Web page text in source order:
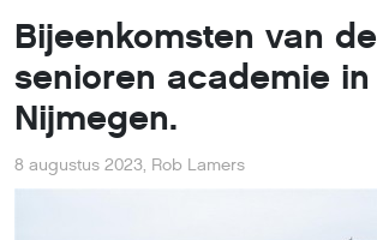
Bijeenkomsten van de
senioren academie in
Nijmegen.
8 augustus 2023, Rob Lamers